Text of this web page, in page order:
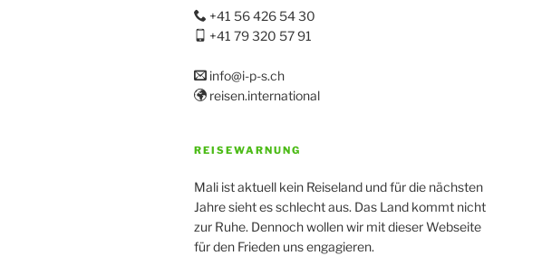
+41 56 426 54 30
+41 79 320 57 91
info@i-p-s.ch
reisen.international
REISEWARNUNG
Mali ist aktuell kein Reiseland und für die nächsten
Jahre sieht es schlecht aus. Das Land kommt nicht
zur Ruhe. Dennoch wollen wir mit dieser Webseite
für den Frieden uns engagieren.